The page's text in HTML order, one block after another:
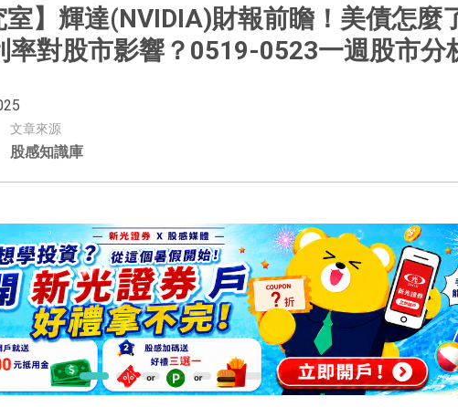
室】輝達(NVIDIA)財報前瞻！美債怎麼
率對股市影響？0519-0523一週股市分
文章來源
股感知識庫